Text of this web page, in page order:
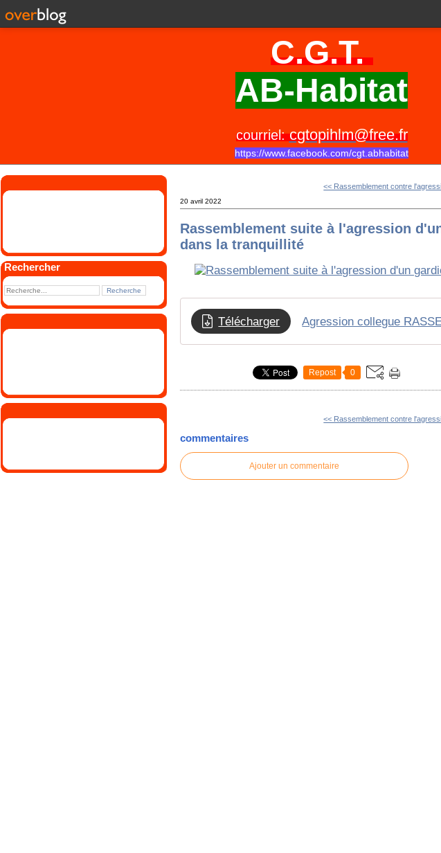
C.G.T.
AB-Habitat
courriel:cgtopihlm@free.fr
https://www.facebook.com/cgt.abhabitat
Rechercher
<< Rassemblement contre
20 avril 2022
Rassemblement suite à l'agression
dans la tranquillité
Télécharger Agression collegue
Repost 0
<< Rassemblement contre
commentaires
Ajouter un commentaire